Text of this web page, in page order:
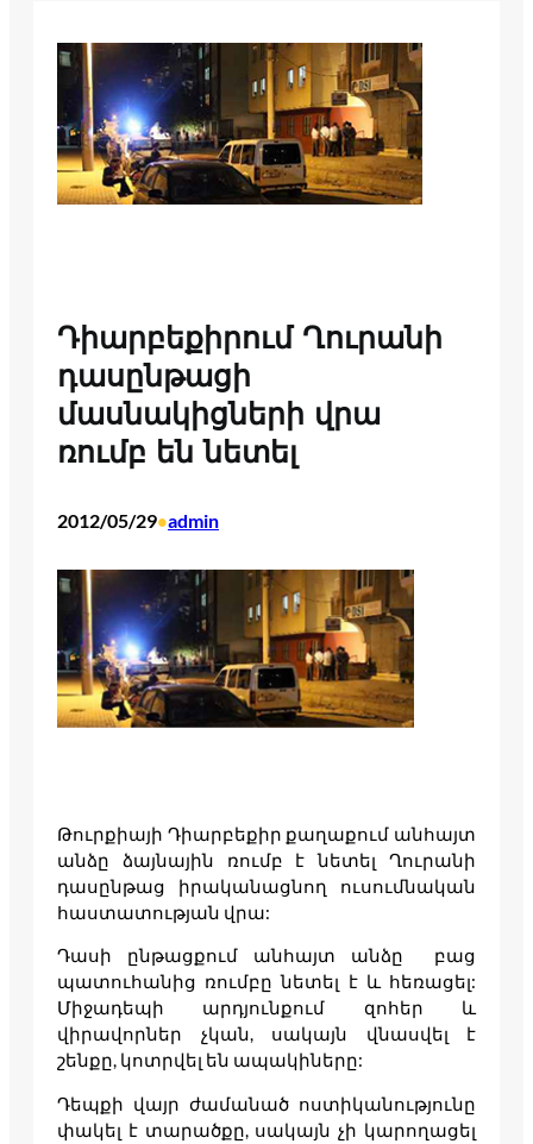
Դիարբեքիրում Ղուրանի
դասընթացի
մասնակիցների վրա
ռումբ են նետել
2012/05/29•admin
Թուրքիայի Դիարբեքիր քաղաքում անհայտ
անձը ձայնային ռումբ է նետել Ղուրանի
դասընթաց իրականացնող ուսումնական
հաստատության վրա:
Դասի ընթացքում անհայտ անձը բաց
պատուհանից ռումբը նետել է և հեռացել:
Միջադեպի արդյունքում զոհեր և
վիրավորներ չկան, սակայն վնասվել է
շենքը, կոտրվել են ապակիները:
Դեպքի վայր ժամանած ոստիկանությունը
փակել է տարածքը, սակայն չի կարողացել